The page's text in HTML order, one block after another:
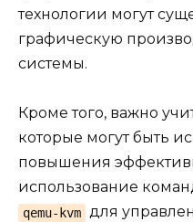
технологии могут
графическую
системы.
Кроме того, важно
которые могут быть
повышения
использование
qemu-kvm для